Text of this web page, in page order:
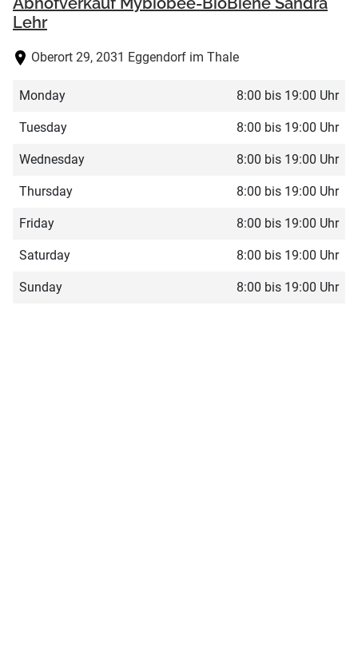
Lehr
Oberort 29, 2031 Eggendorf im Thale
Monday 8:00 bis 19:00 Uhr
Tuesday 8:00 bis 19:00 Uhr
Wednesday 8:00 bis 19:00 Uhr
Thursday 8:00 bis 19:00 Uhr
Friday 8:00 bis 19:00 Uhr
Saturday 8:00 bis 19:00 Uhr
Sunday 8:00 bis 19:00 Uhr